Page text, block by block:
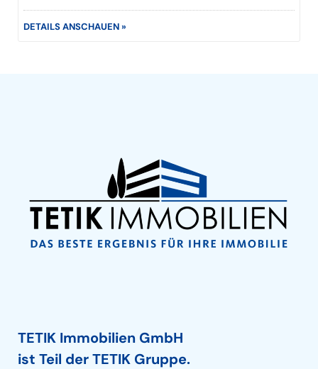
DETAILS ANSCHAUEN »
TETIK Immobilien GmbH
ist Teil der TETIK Gruppe.